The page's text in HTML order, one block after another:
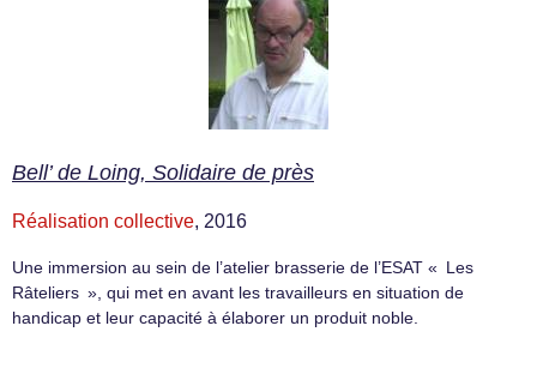
Bell’ de Loing, Solidaire de près
Réalisation collective, 2016
Une immersion au sein de l’atelier brasserie de l’ESAT « Les
Râteliers », qui met en avant les travailleurs en situation de
handicap et leur capacité à élaborer un produit noble.